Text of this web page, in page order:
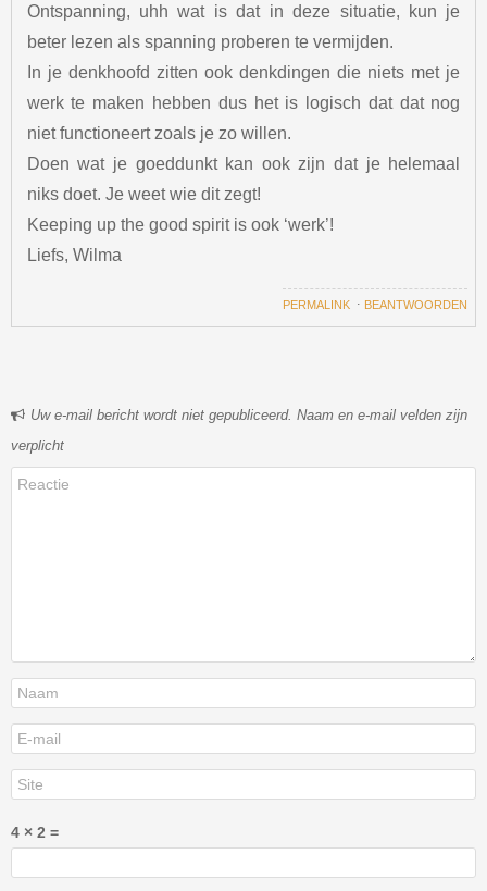
Ontspanning, uhh wat is dat in deze situatie, kun je
beter lezen als spanning proberen te vermijden.
In je denkhoofd zitten ook denkdingen die niets met je
werk te maken hebben dus het is logisch dat dat nog
niet functioneert zoals je zo willen.
Doen wat je goeddunkt kan ook zijn dat je helemaal
niks doet. Je weet wie dit zegt!
Keeping up the good spirit is ook ‘werk’!
Liefs, Wilma
PERMALINK ⋅ BEANTWOORDEN
Uw e-mail bericht wordt niet gepubliceerd. Naam en e-mail velden zijn
verplicht
4 × 2 =